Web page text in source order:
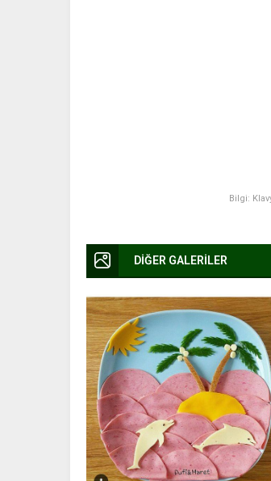
Bilgi:
DİĞER GALERİLER